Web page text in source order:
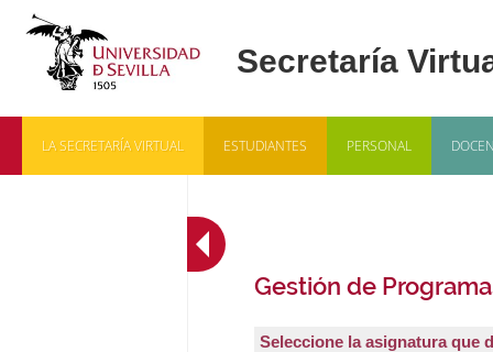
LA SECRETARÍA VIRTUAL ESTUDIANTES PERSONAL
Gestión de
Seleccione la asignatura que